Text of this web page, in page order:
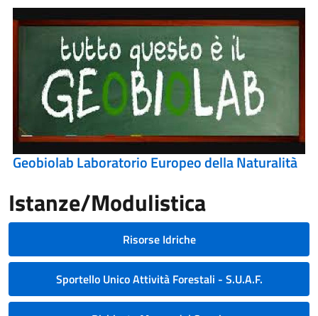
Geobiolab Laboratorio Europeo della Naturalità
Istanze/Modulistica
Risorse Idriche
Sportello Unico Attività Forestali - S.U.A.F.